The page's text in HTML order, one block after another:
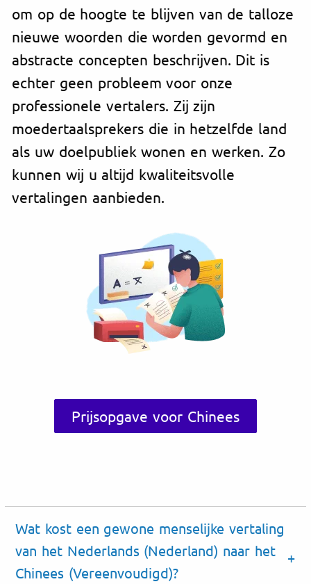
om op de hoogte te blijven van de talloze
nieuwe woorden die worden gevormd en
abstracte concepten beschrijven. Dit is
echter geen probleem voor onze
professionele vertalers. Zij zijn
moedertaalsprekers die in hetzelfde land
als uw doelpubliek wonen en werken. Zo
kunnen wij u altijd kwaliteitsvolle
vertalingen aanbieden.
Prijsopgave voor Chinees
Wat kost een gewone menselijke vertaling
van het Nederlands (Nederland) naar het
Chinees (Vereenvoudigd)?